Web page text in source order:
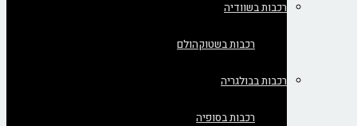
רכבות בשוודיה
רכבות בשטוקהולם
רכבות בבולגריה
רכבות בסופיה